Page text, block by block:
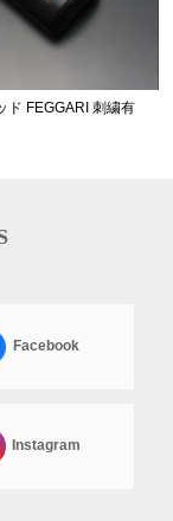
ド FEGGARI 刺繍有
Facebook
Instagram